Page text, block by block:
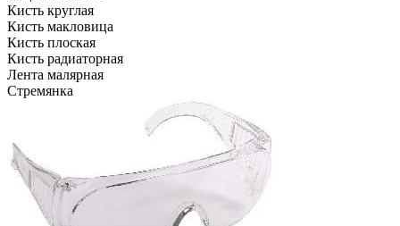
Кисть круглая
Кисть макловица
Кисть плоская
Кисть радиаторная
Лента малярная
Стремянка